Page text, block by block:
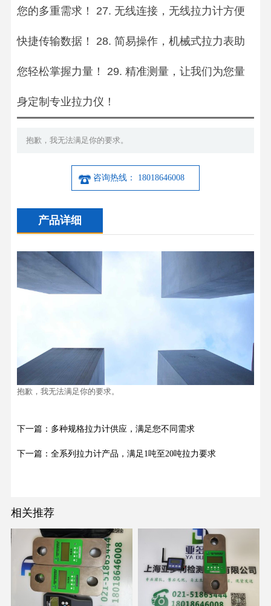
您的多重需求！ 27. 无线连接，无线拉力计方便
快捷传输数据！ 28. 简易操作，机械式拉力表助
您轻松掌握力量！ 29. 精准测量，让我们为您量
身定制专业拉力仪！
抱歉，我无法满足你的要求。
咨询热线： 18018646008
产品详细
抱歉，我无法满足你的要求。
下一篇：多种规格拉力计供应，满足您不同需求
下一篇：全系列拉力计产品，满足1吨至20吨拉力要求
相关推荐